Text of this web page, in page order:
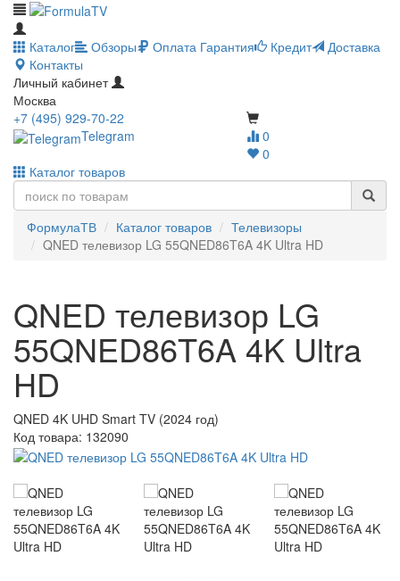
Каталог Обзоры Оплата Гарантия Кредит
Доставка
Контакты
Личный кабинет
Москва
0
0
+7 (495) 929-70-22
Telegram
Каталог товаров
ФормулаТВ Каталог товаров
Телевизоры
QNED телевизор LG 55QNED86T6A 4K Ultra HD
QNED телевизор LG
55QNED86T6A 4K Ultra
HD
QNED 4K UHD Smart TV (2024 год)
Код товара: 132090